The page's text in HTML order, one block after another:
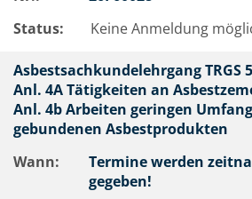
Status:
Keine Anmeldung
Asbestsachkundelehrgang TRGS
Anl. 4A Tätigkeiten an
Anl. 4b Arbeiten geringen
gebundenen Asbestprodukten
Wann:
Termine werden
gegeben!